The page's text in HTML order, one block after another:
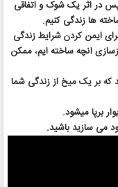
پس در اثر یک شوک و اتفاقی
ها زندگی کنیم.
ایمن کردن شرایط زندگی
آنچه ساخته ایم، ممکن
بر یک میخ از زندگی شما
برپا میشود.
می سازید باشید.